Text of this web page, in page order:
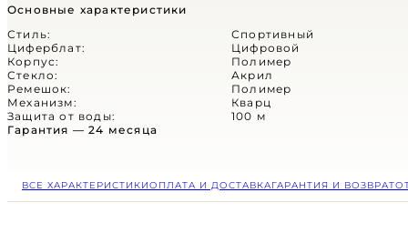
ЦИФРОВЫЕ
АНАЛОГОВЫЕ
КОМБИНИРОВАННЫЕ
Основные характеристики
Стиль:
Циферблат:
Корпус:
Стекло:
Ремешок:
Механизм:
Защита от воды:
Спортивный
Цифровой
Полимер
Акрил
Полимер
Кварц
100 м
Гарантия — 24 месяца
ВСЕ ХАРАКТЕРИСТИКИОПЛАТА И ДОСТАВКАГАРАНТИЯ И ВОЗВРАТ